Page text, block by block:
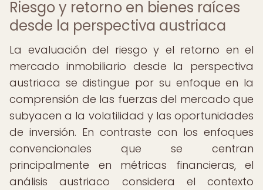
Riesgo y retorno en bienes raíces
desde la perspectiva austriaca
La evaluación del riesgo y el retorno en el
mercado inmobiliario desde la perspectiva
austriaca se distingue por su enfoque en la
comprensión de las fuerzas del mercado que
subyacen a la volatilidad y las oportunidades
de inversión. En contraste con los enfoques
convencionales que se centran
principalmente en métricas financieras, el
análisis austriaco considera el contexto